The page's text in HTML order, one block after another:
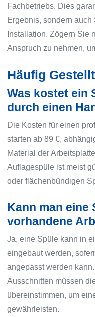
Fachbetriebs. Dies
Ergebnis, sondern
Installation. Zögern Sie
Anspruch zu nehmen,
Häufig
Was kostet ein
durch einen
Die Kosten für einen
starten ab 89 €,
Material der
Auflagespüle ist meist
oder flächenbündigen
Kann man eine
vorhandene
Ja, eine Spüle kann in
eingebaut werden,
angepasst werden
Ausschnitten müssen
übereinstimmen, um
gewährleisten.